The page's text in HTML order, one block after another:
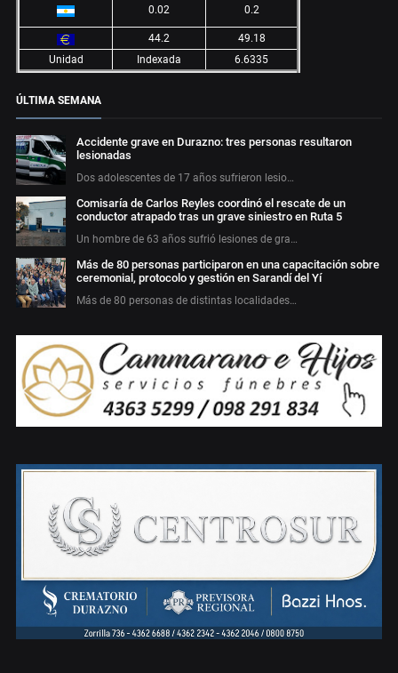
0.02 0.2
44.2
49.18
Unidad
Indexada 6.6335
ÚLTIMA SEMANA
Accidente grave en Durazno: tres personas resultaron
lesionadas
Dos adolescentes de 17 años sufrieron lesio…
Comisaría de Carlos Reyles coordinó el rescate de un
conductor atrapado tras un grave siniestro en Ruta 5
Un hombre de 63 años sufrió lesiones de gra…
Más de 80 personas participaron en una capacitación sobre
ceremonial, protocolo y gestión en Sarandí del Yí
Más de 80 personas de distintas localidades…